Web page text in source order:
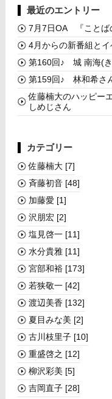
最近のエントリー
7月7日OA 『ことば
4月からの新番組と
第160回♪ 城 南海(
第159回♪ 林和希さ
佐藤楠大のハッピ
しめじさん
カテゴリー
佐藤楠大 [7]
斉藤初音 [48]
加藤愛 [1]
沢朋宏 [2]
塩見啓一 [11]
水分貴雅 [11]
宮部和裕 [173]
若狭敬一 [42]
渡辺美香 [132]
夏目みな美 [2]
古川枝里子 [10]
重盛啓之 [12]
柳沢彩美 [5]
吉岡直子 [28]